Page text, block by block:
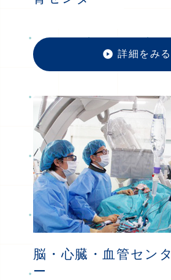
詳細をみる
脳・心臓・血管センタ
ー